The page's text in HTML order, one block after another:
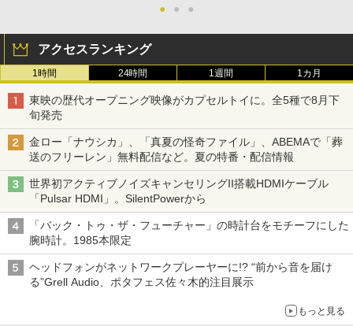
● ● ●
アクセスランキング
1時間 24時間 1週間 1カ月
東映の歴代オープニング映像がカプセルトイに。全5種で8月下
旬発売
金ロー「ナウシカ」、「真夏の怪奇ファイル」、ABEMAで「葬
送のフリーレン」無料配信など。夏の特番・配信情報
世界初アクティブノイズキャンセリングII搭載HDMIケーブル
「Pulsar HDMI」。SilentPowerから
「バック・トゥ・ザ・フューチャー」の時計台をモチーフにした
腕時計。1985本限定
ヘッドフォンがネットワークプレーヤーに!? “前から音を届け
る”Grell Audio、ポタフェス佐々木的注目展示
もっと見る